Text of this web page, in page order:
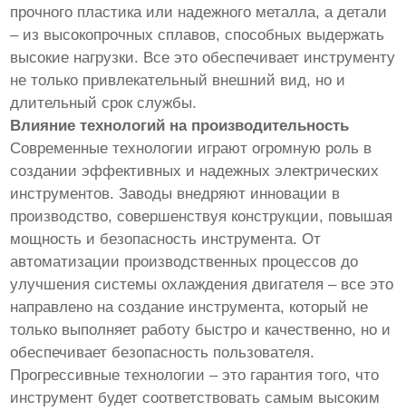
прочного пластика или надежного металла, а детали
– из высокопрочных сплавов, способных выдержать
высокие нагрузки. Все это обеспечивает инструменту
не только привлекательный внешний вид, но и
длительный срок службы.
Влияние технологий на производительность
Современные технологии играют огромную роль в
создании эффективных и надежных электрических
инструментов. Заводы внедряют инновации в
производство, совершенствуя конструкции, повышая
мощность и безопасность инструмента. От
автоматизации производственных процессов до
улучшения системы охлаждения двигателя – все это
направлено на создание инструмента, который не
только выполняет работу быстро и качественно, но и
обеспечивает безопасность пользователя.
Прогрессивные технологии – это гарантия того, что
инструмент будет соответствовать самым высоким